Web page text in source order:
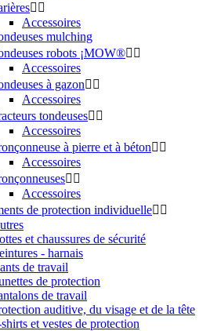
 
Accessoires
mulching
robots ¡MOW® 
Accessoires
à gazon 
Accessoires
tondeuses 
Accessoires
à pierre et à béton 
Accessoires
 
Accessoires
de protection individuelle 
et chaussures de sécurité
- harnais
de travail
de protection
de travail
auditive, du visage et de la tête
et vestes de protection